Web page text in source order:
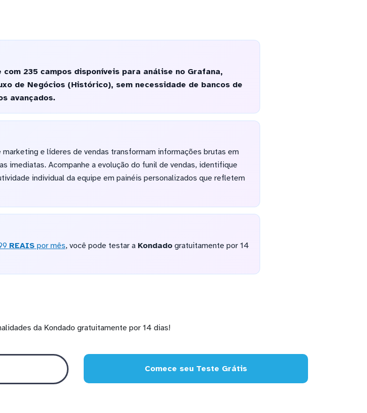
235 campos disponíveis para análise no Grafana,
de Negócios (Histórico), sem necessidade de bancos de
avançados.
e líderes de vendas transformam informações brutas em
imediatas. Acompanhe a evolução do funil de vendas, identifique
individual da equipe em painéis personalizados que refletem
REAIS por mês, você pode testar a Kondadogratuitamente por 14
da Kondado gratuitamente por 14 dias!
Comece seu Teste Grátis